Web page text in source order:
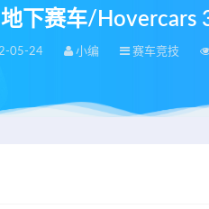
下赛车/Hovercars
05-24 小编 赛车竞技